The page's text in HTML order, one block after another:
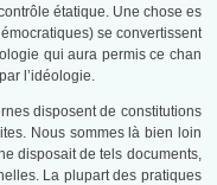
étatique. Une chose es
se convertissent
qui aura permis ce chan
l’idéologie.
disposent de constitutions
Nous sommes là bien loin
disposait de tels documents,
La plupart des pratiques